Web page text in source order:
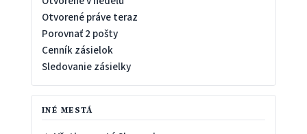
Otvorené práve teraz
Porovnať 2 pošty
Cenník zásielok
Sledovanie zásielky
INÉ MESTÁ